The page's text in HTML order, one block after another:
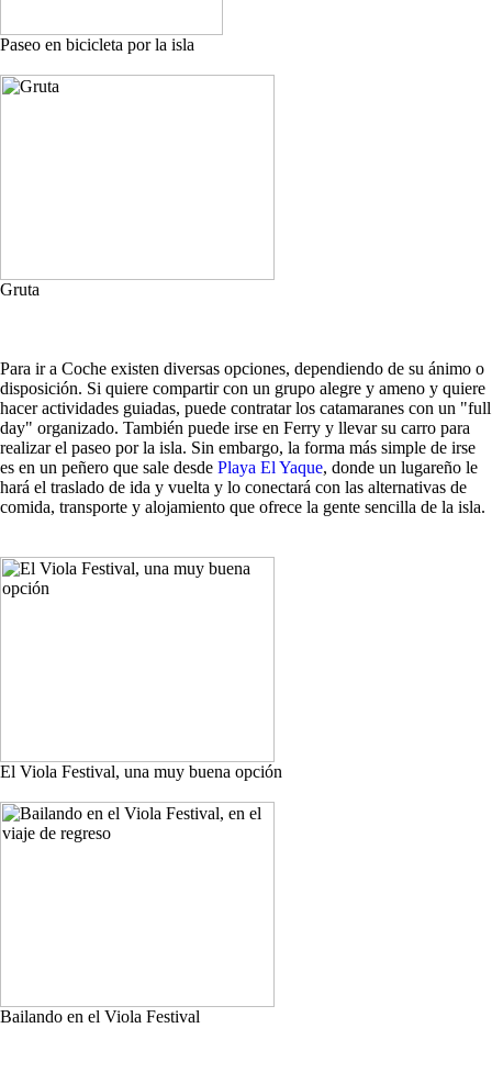
Paseo en bicicleta por la isla
Gruta
Para ir a Coche existen diversas opciones, dependiendo de su ánimo o
disposición. Si quiere compartir con un grupo alegre y ameno y quiere
hacer actividades guiadas, puede contratar los catamaranes con un "full
day" organizado. También puede irse en Ferry y llevar su carro para
realizar el paseo por la isla. Sin embargo, la forma más simple de irse
es en un peñero que sale desde Playa El Yaque, donde un lugareño le
hará el traslado de ida y vuelta y lo conectará con las alternativas de
comida, transporte y alojamiento que ofrece la gente sencilla de la isla.
El Viola Festival, una muy buena opción
Bailando en el Viola Festival